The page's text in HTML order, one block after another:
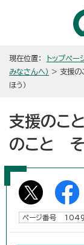
現在位置： トップペー
みなさんへ） > 支援の
ほう）
支援のこ
のこと そ
ページ番号